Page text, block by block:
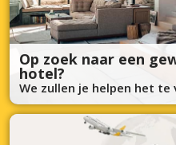
Op zoek naar een
hotel?
We zullen je helpen het te